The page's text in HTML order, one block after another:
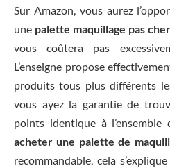
Sur Amazon, vous aurez
une palette maquillage pas cher
vous coûtera pas
L’enseigne propose
produits tous plus différents
vous ayez la garantie de
points identique à l’ensemble
acheter une palette de
recommandable, cela